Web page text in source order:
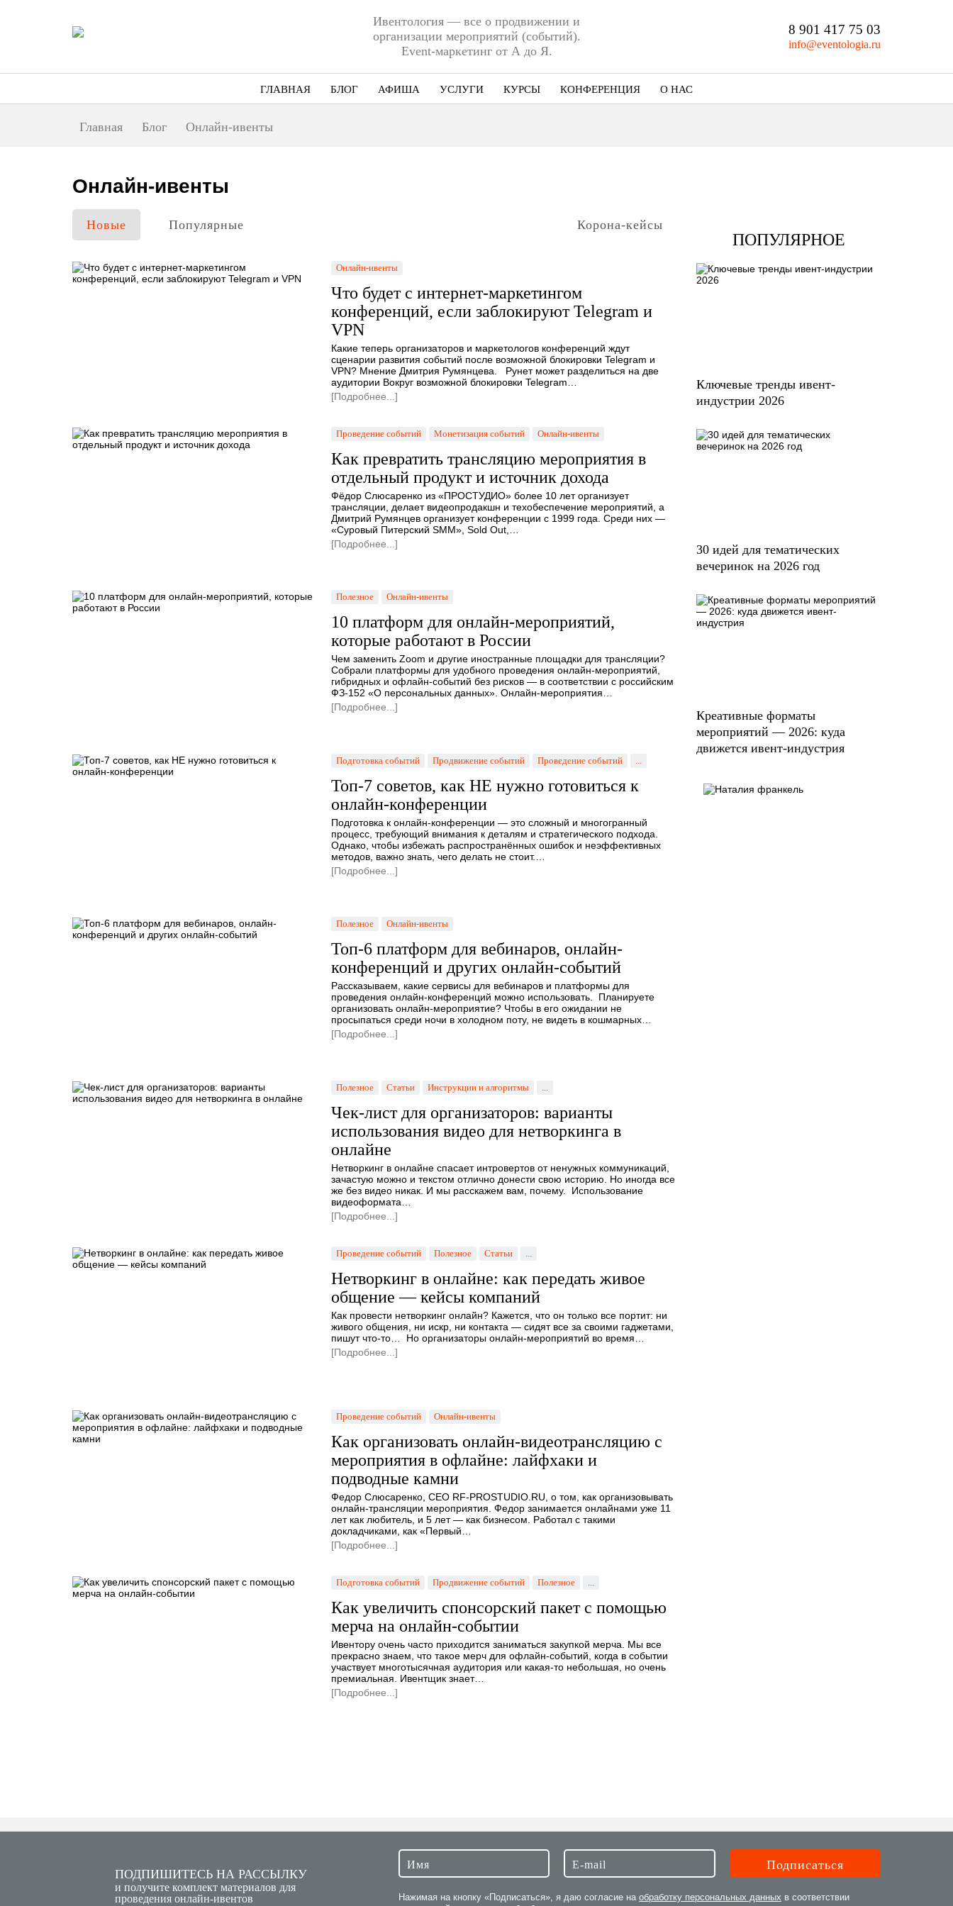
Ивентология — все о продвижении и
организации мероприятий (событий).
Event-маркетинг от А до Я.
8 901 417 75 03
info@eventologia.ru
ГЛАВНАЯ БЛОГ АФИША УСЛУГИ КУРСЫ КОНФЕРЕНЦИЯ О НАС
Главная Блог Онлайн-ивенты
Онлайн-ивенты
Новые Популярные Корона-кейсы
Онлайн-ивенты
Что будет с интернет-маркетингом
конференций, если заблокируют Telegram и
VPN
Какие теперь организаторов и маркетологов конференций ждут
сценарии развития событий после возможной блокировки Telegram и
VPN? Мнение Дмитрия Румянцева. Рунет может разделиться на две
аудитории Вокруг возможной блокировки Telegram…
[Подробнее...]
Проведение событий Монетизация событий Онлайн-ивенты
Как превратить трансляцию мероприятия в
отдельный продукт и источник дохода
Фёдор Слюсаренко из «ПРОСТУДИО» более 10 лет организует
трансляции, делает видеопродакшн и техобеспечение мероприятий, а
Дмитрий Румянцев организует конференции с 1999 года. Среди них —
«Суровый Питерский SMM», Sold Out,…
[Подробнее...]
Полезное Онлайн-ивенты
10 платформ для онлайн-мероприятий,
которые работают в России
Чем заменить Zoom и другие иностранные площадки для трансляции?
Собрали платформы для удобного проведения онлайн-мероприятий,
гибридных и офлайн-событий без рисков — в соответствии с российским
ФЗ-152 «О персональных данных». Онлайн-мероприятия…
[Подробнее...]
Подготовка событий Продвижение событий Проведение событий
Топ-7 советов, как НЕ нужно готовиться к
онлайн-конференции
Подготовка к онлайн-конференции — это сложный и многогранный
процесс, требующий внимания к деталям и стратегического подхода.
Однако, чтобы избежать распространённых ошибок и неэффективных
методов, важно знать, чего делать не стоит.…
[Подробнее...]
Полезное Онлайн-ивенты
Топ-6 платформ для вебинаров, онлайн-
конференций и других онлайн-событий
Рассказываем, какие сервисы для вебинаров и платформы для
проведения онлайн-конференций можно использовать. Планируете
организовать онлайн-мероприятие? Чтобы в его ожидании не
просыпаться среди ночи в холодном поту, не видеть в кошмарных…
[Подробнее...]
Полезное Статьи Инструкции и алгоритмы
Чек-лист для организаторов: варианты
использования видео для нетворкинга в
онлайне
Нетворкинг в онлайне спасает интровертов от ненужных коммуникаций,
зачастую можно и текстом отлично донести свою историю. Но иногда все
же без видео никак. И мы расскажем вам, почему. Использование
видеоформата…
[Подробнее...]
Проведение событий Полезное Статьи
Нетворкинг в онлайне: как передать живое
общение — кейсы компаний
Как провести нетворкинг онлайн? Кажется, что он только все портит: ни
живого общения, ни искр, ни контакта — сидят все за своими гаджетами,
пишут что-то… Но организаторы онлайн-мероприятий во время…
[Подробнее...]
Проведение событий Онлайн-ивенты
Как организовать онлайн-видеотрансляцию с
мероприятия в офлайне: лайфхаки и
подводные камни
Федор Слюсаренко, CEO RF-PROSTUDIO.RU, о том, как организовывать
онлайн-трансляции мероприятия. Федор занимается онлайнами уже 11
лет как любитель, и 5 лет — как бизнесом. Работал с такими
докладчиками, как «Первый…
[Подробнее...]
Подготовка событий Продвижение событий Полезное
Как увеличить спонсорский пакет с помощью
мерча на онлайн-событии
Ивентору очень часто приходится заниматься закупкой мерча. Мы все
прекрасно знаем, что такое мерч для офлайн-событий, когда в событии
участвует многотысячная аудитория или какая-то небольшая, но очень
премиальная. Ивентщик знает…
[Подробнее...]
ПОПУЛЯРНОЕ
Ключевые тренды ивент-
индустрии 2026
30 идей для тематических
вечеринок на 2026 год
Креативные форматы
мероприятий — 2026: куда
движется ивент-индустрия
ПОДПИШИТЕСЬ НА РАССЫЛКУ
и получите комплект материалов для
проведения онлайн-ивентов
Нажимая на кнопку «Подписаться», я даю согласие на обработку персональных данных в соответствии